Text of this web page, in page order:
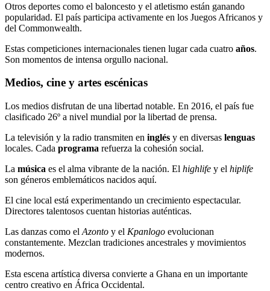
Otros deportes como el baloncesto y el atletismo están ganando
popularidad. El país participa activamente en los Juegos Africanos y
del Commonwealth.
Estas competiciones internacionales tienen lugar cada cuatro años.
Son momentos de intensa orgullo nacional.
Medios, cine y artes escénicas
Los medios disfrutan de una libertad notable. En 2016, el país fue
clasificado 26º a nivel mundial por la libertad de prensa.
La televisión y la radio transmiten en inglés y en diversas lenguas
locales. Cada programa refuerza la cohesión social.
La música es el alma vibrante de la nación. El highlife y el hiplife
son géneros emblemáticos nacidos aquí.
El cine local está experimentando un crecimiento espectacular.
Directores talentosos cuentan historias auténticas.
Las danzas como el Azonto y el Kpanlogo evolucionan
constantemente. Mezclan tradiciones ancestrales y movimientos
modernos.
Esta escena artística diversa convierte a Ghana en un importante
centro creativo en África Occidental.